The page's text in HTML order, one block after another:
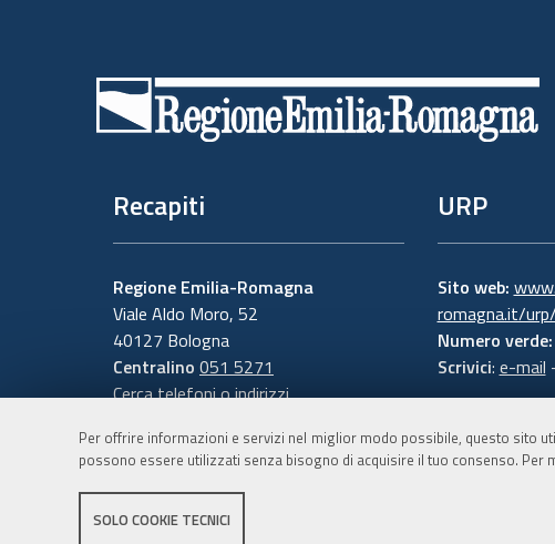
Per offrire informazioni e servizi nel miglior modo possibile, questo sito
possono essere utilizzati senza bisogno di acquisire il tuo consenso.
SOLO COOKIE TECNICI
Recapiti
Regione Emilia-Romagna
Viale Aldo Moro, 52
40127 Bologna
Centralino 051 5271
Cerca telefoni o indirizzi
URP
Sito web:
romagna.it/urp/
Numero verde:
Scrivici: e-mail